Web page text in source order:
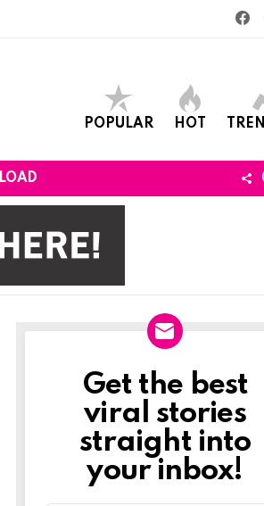
POPULAR HOT
Newslett
Get the best
viral stories
straight into
your inbox!